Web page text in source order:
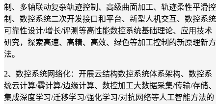
制、多轴联动复杂轨迹控制、高级曲面加工、轨迹柔性平滑控
制、数控系统二次开发接口和平台、新型人机交互、数控系统
可靠性设计/增长/评测等高性能数控系统基础理论、应用技术
研究，探索高速、高精、高效、绿色等加工控制的新原理新方
法。
2、数控系统网络化：开展云结构数控系统体系架构、数控系
统云计算/雾计算/边缘计算、数控加工大数据采集/传输/存储、
集成深度学习/迁移学习/强化学习/对抗网络等人工智能方法的